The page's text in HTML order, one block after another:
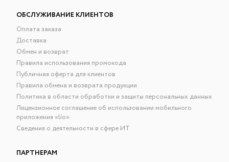
ОБСЛУЖИВАНИЕ КЛИЕНТОВ
Оплата заказа
Доставка
Обмен и возврат
Правила использования промокода
Публичная оферта для клиентов
Правила обмена и возврата продукции
Политика в области обработки и защиты персональных данных
Лицензионное соглашение об использовании мобильного
приложения «lío»
Сведения о деятельности в сфере ИТ
ПАРТНЕРАМ